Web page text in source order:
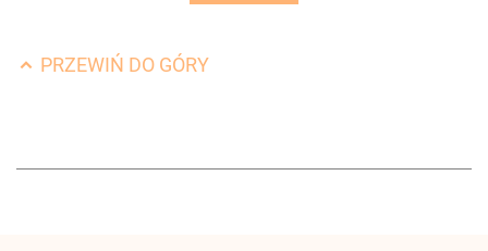
PRZEWIŃ DO GÓRY